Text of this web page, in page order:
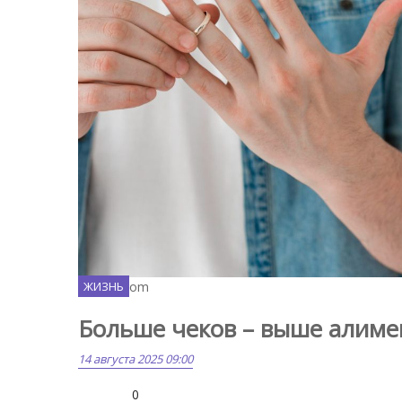
Freepik.com
ЖИЗНЬ
Больше чеков – выше
14 августа 2025 09:00
0